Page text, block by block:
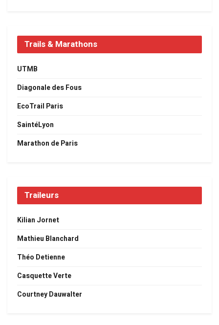
Trails & Marathons
UTMB
Diagonale des Fous
EcoTrail Paris
SaintéLyon
Marathon de Paris
Traileurs
Kilian Jornet
Mathieu Blanchard
Théo Detienne
Casquette Verte
Courtney Dauwalter